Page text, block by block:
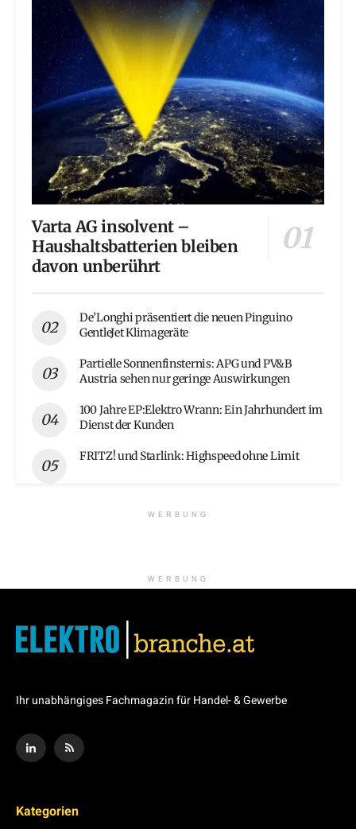
Varta AG insolvent –
Haushaltsbatterien bleiben
davon unberührt
De’Longhi präsentiert die neuen Pinguino
GentleJet Klimageräte
Partielle Sonnenfinsternis: APG und PV&B
Austria sehen nur geringe Auswirkungen
100 Jahre EP:Elektro Wrann: Ein Jahrhundert im
Dienst der Kunden
FRITZ! und Starlink: Highspeed ohne Limit
WERBUNG
WERBUNG
Ihr unabhängiges Fachmagazin für Handel- & Gewerbe
Kategorien